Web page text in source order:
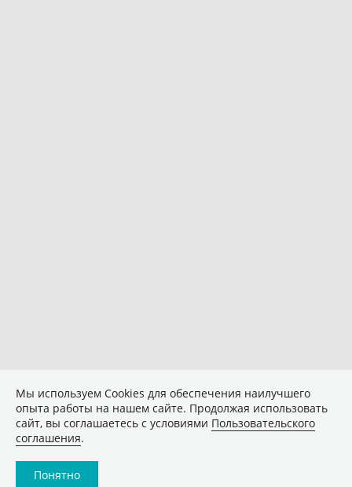
Мы используем Сookies для обеспечения наилучшего
опыта работы на нашем сайте. Продолжая использовать
сайт, вы соглашаетесь с условиями Пользовательского
соглашения.
Понятно